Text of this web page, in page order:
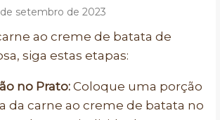
setembro de 2023
ao creme de batata de
siga estas etapas:
no Prato: Coloque uma porção
da carne ao creme de batata no